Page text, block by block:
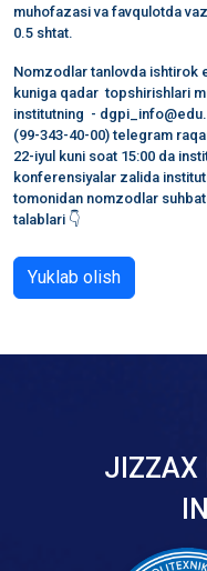
muhofazasi va favqulotda
0.5 shtat.
Nomzodlar tanlovda ishtirok
kuniga qadar topshirishlari
institutning -
(99-343-40-00) telegram
22-iyul kuni soat 15:00 da
konferensiyalar zalida
tomonidan nomzodlar
talablari 👇
Yuklab olish
JIZZAX